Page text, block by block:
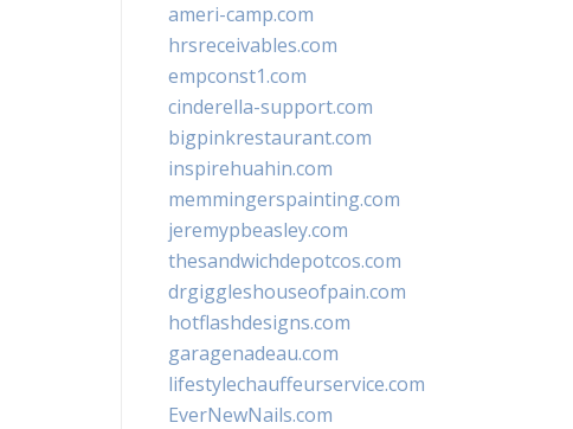
ameri-camp.com
hrsreceivables.com
empconst1.com
cinderella-support.com
bigpinkrestaurant.com
inspirehuahin.com
memmingerspainting.com
jeremypbeasley.com
thesandwichdepotcos.com
drgiggleshouseofpain.com
hotflashdesigns.com
garagenadeau.com
lifestylechauffeurservice.com
EverNewNails.com